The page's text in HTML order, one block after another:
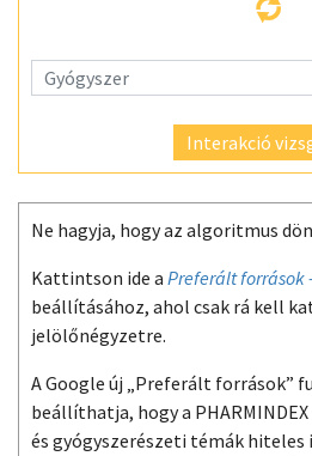
Interakció
Ne hagyja, hogy az algoritmus
Kattintson ide a Preferált források
beállításához, ahol csak rá kell
jelölőnégyzetre.
A Google új „Preferált források”
beállíthatja, hogy a
és gyógyszerészeti témák